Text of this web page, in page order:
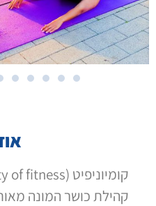
קהילת כושר המונה